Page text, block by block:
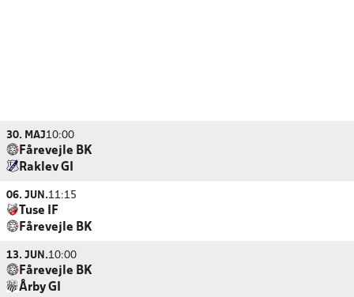
30. MAJ10:00
Fårevejle BK
Raklev GI
06. JUN.11:15
Tuse IF
Fårevejle BK
13. JUN.10:00
Fårevejle BK
Årby GI